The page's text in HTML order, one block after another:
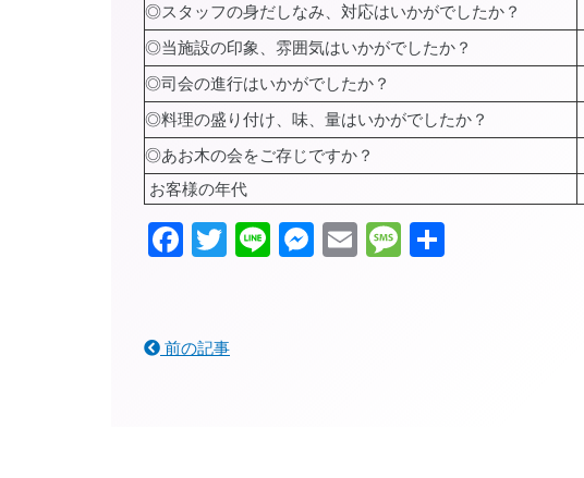
◎スタッフの身だしなみ、対応はいかがでしたか？
◎当施設の印象、雰囲気はいかがでしたか？
◎司会の進行はいかがでしたか？
◎料理の盛り付け、味、量はいかがでしたか？
◎あお木の会をご存じですか？
お客様の年代
Facebook
Twitter
LineMessenger
EmailMessage
前の記事